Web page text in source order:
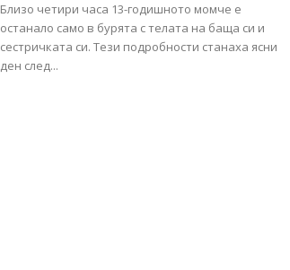
Близо четири часа 13-годишното момче е
останало само в бурята с телата на баща си и
сестричката си. Тези подробности станаха ясни
ден след...